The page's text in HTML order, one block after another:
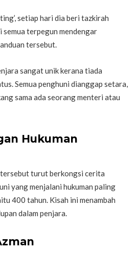
setiap hari dia beri tazkirah
semua terpegun mendengar
tersebut.
sangat unik kerana tiada
Semua penghuni dianggap setara,
sama ada seorang menteri atau
Hukuman
tersebut turut berkongsi cerita
yang menjalani hukuman paling
400 tahun. Kisah ini menambah
dalam penjara.